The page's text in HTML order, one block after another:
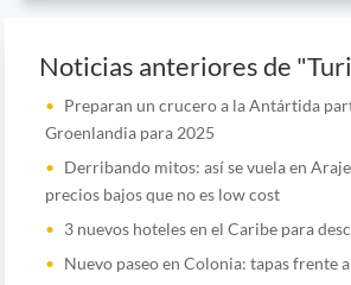
Noticias anteriores de
Preparan un crucero a la Antártida
Groenlandia para 2025
Derribando mitos: así se vuela en
precios bajos que no es low cost
3 nuevos hoteles en el Caribe para
Nuevo paseo en Colonia: tapas frente